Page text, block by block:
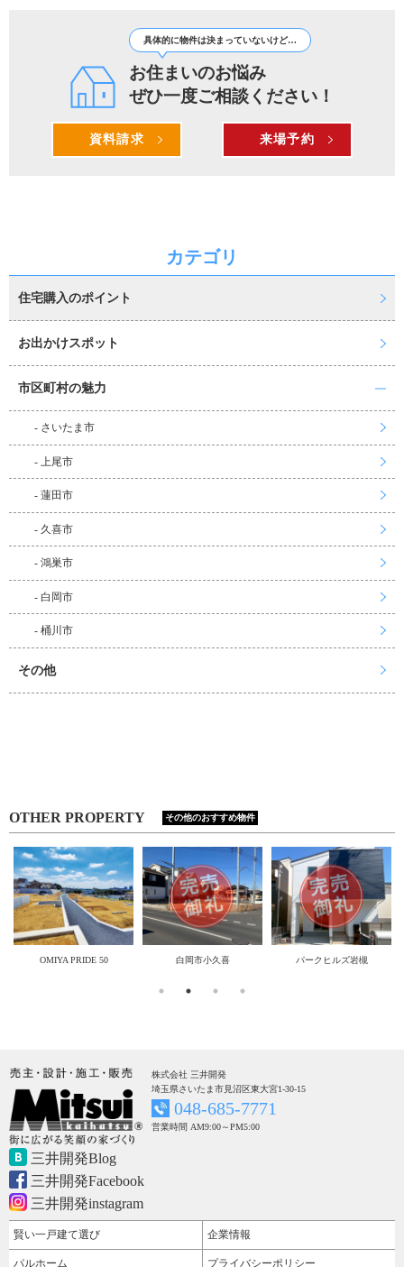
具体的に物件は決まっていないけど…
お住まいのお悩み
ぜひ一度ご相談ください！
資料請求 来場予約
カテゴリ
住宅購入のポイント
お出かけスポット
市区町村の魅力
- さいたま市
- 上尾市
- 蓮田市
- 久喜市
- 鴻巣市
- 白岡市
- 桶川市
その他
OTHER PROPERTY その他のおすすめ物件
OMIYA PRIDE 50 白岡市小久喜 パークヒルズ岩槻
株式会社 三井開発
埼玉県さいたま市見沼区東大宮1-30-15
048-685-7771
営業時間 AM9:00～PM5:00
三井開発Blog
三井開発Facebook
三井開発instagram
賢い一戸建て選び
パルホーム
企業情報
プライバシーポリシー